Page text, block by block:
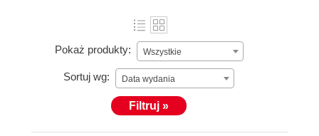
Pokaż produkty: Wszystkie
Sortuj wg: Data wydania
Filtruj »